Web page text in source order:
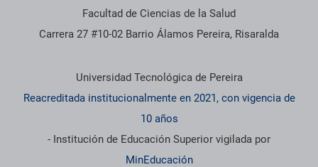
Facultad de Ciencias de la Salud
Carrera 27 #10-02 Barrio Álamos Pereira, Risaralda
Información institucional
Universidad Tecnológica de Pereira
Reacreditada institucionalmente en 2021, con vigencia de
10 años
- Institución de Educación Superior vigilada por
MinEducación